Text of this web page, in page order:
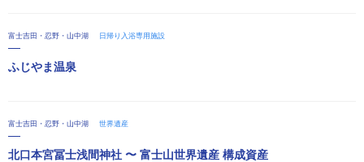
富士吉田・忍野・山中湖 日帰り入浴専用施設
ふじやま温泉
富士吉田・忍野・山中湖 世界遺産
北口本宮冨士浅間神社 〜 富士山世界遺産 構成資産